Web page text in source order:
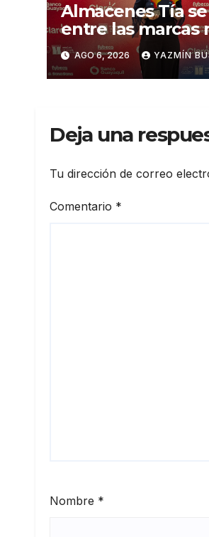
Almacenes Tía
entre las marcas
influyentes del
AGO 6, 2026 YAZMÍN
Deja una
Tu dirección de correo
Comentario *
Nombre *